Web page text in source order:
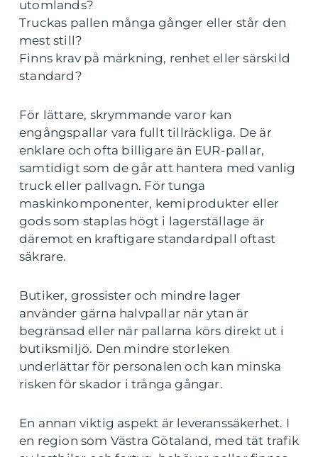
utomlands?
Truckas pallen många gånger eller står den
mest still?
Finns krav på märkning, renhet eller särskild
standard?
För lättare, skrymmande varor kan
engångspallar vara fullt tillräckliga. De är
enklare och ofta billigare än EUR-pallar,
samtidigt som de går att hantera med vanlig
truck eller pallvagn. För tunga
maskinkomponenter, kemiprodukter eller
gods som staplas högt i lagerställage är
däremot en kraftigare standardpall oftast
säkrare.
Butiker, grossister och mindre lager
använder gärna halvpallar när ytan är
begränsad eller när pallarna körs direkt ut i
butiksmiljö. Den mindre storleken
underlättar för personalen och kan minska
risken för skador i trånga gångar.
En annan viktig aspekt är leveranssäkerhet. I
en region som Västra Götaland, med tät trafik